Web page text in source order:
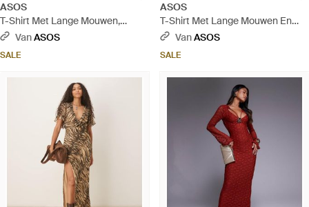
ASOS
T-Shirt Met Lange Mouwen,
Interlocknaden En Stiksels Aan
VanASOS
SALE
ASOS
T-Shirt Met Lange Mouwen En
Interlocknaad Aan De Voorkant -
VanASOS
SALE